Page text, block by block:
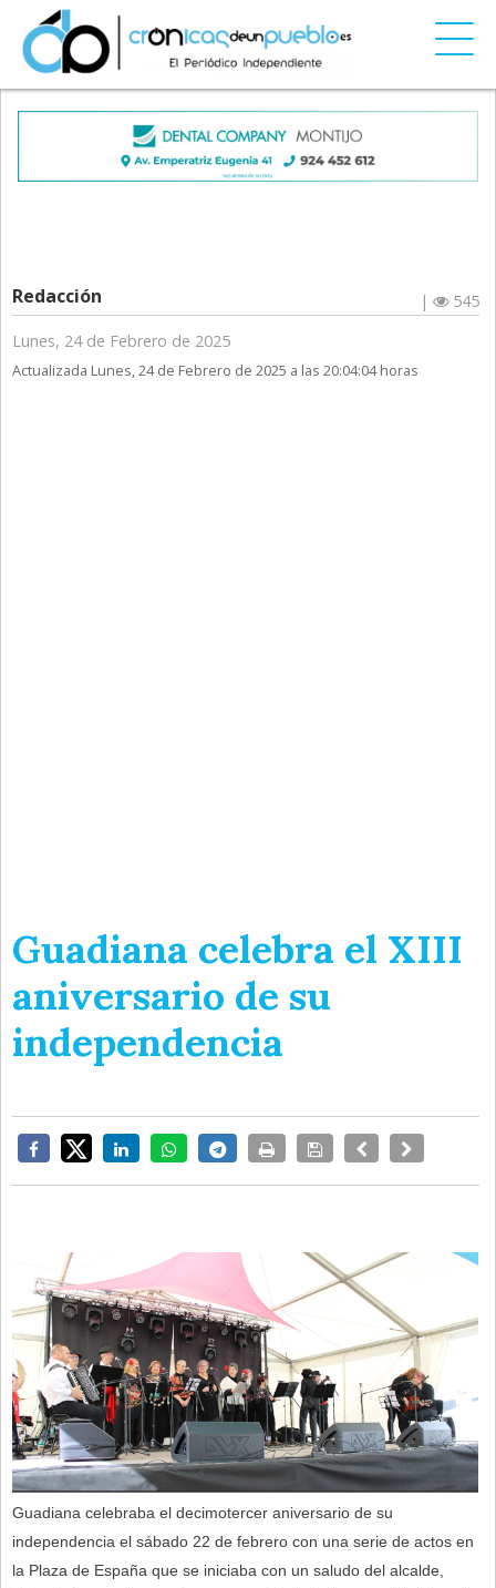
Redacción |
545
Lunes, 24 de Febrero de 2025
Actualizada Lunes, 24 de Febrero de 2025 a las 20:04:04 horas
Guadiana celebra el XIII
aniversario de su
independencia
Guadiana celebraba el decimotercer aniversario de su
independencia el sábado 22 de febrero con una serie de actos en
la Plaza de España que se iniciaba con un saludo del alcalde,